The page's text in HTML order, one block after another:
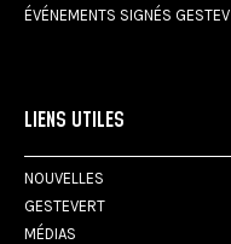
ÉVÉNEMENTS SIGNÉS GESTEV
LIENS UTILES
NOUVELLES
GESTEVERT
MÉDIAS